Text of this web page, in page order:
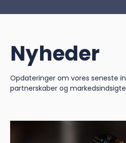
Nyheder
Opdateringer om vores seneste
partnerskaber og